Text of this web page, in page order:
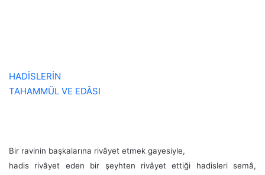
HADİSLERİN
TAHAMMÜL VE EDÂSI
Bir ravinin başkalarına rivâyet etmek gayesiyle,
hadis rivâyet eden bir şeyhten rivâyet ettiği hadisleri semâ,